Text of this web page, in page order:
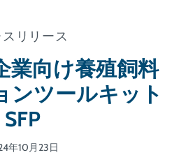
リリース
業向け養殖飼料
ンツールキット
SFP
年10月23日